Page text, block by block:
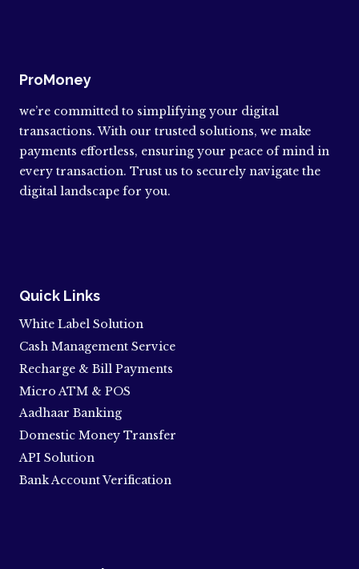
ProMoney
we’re committed to simplifying your digital
transactions. With our trusted solutions, we make
payments effortless, ensuring your peace of mind in
every transaction. Trust us to securely navigate the
digital landscape for you.
Quick Links
White Label Solution
Cash Management Service
Recharge & Bill Payments
Micro ATM & POS
Aadhaar Banking
Domestic Money Transfer
API Solution
Bank Account Verification